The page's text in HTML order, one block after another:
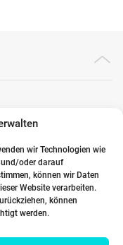
wir Technologien wie
und/oder darauf
können wir Daten
Website verarbeiten.
können
werden.